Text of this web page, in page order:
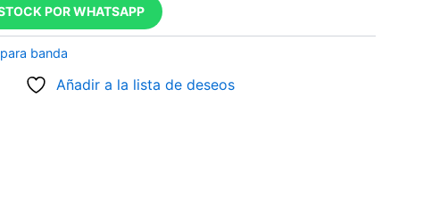
POR WHATSAPP
banda
Añadir a la lista de deseos